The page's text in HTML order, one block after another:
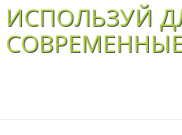
ИСПОЛЬЗУЙ